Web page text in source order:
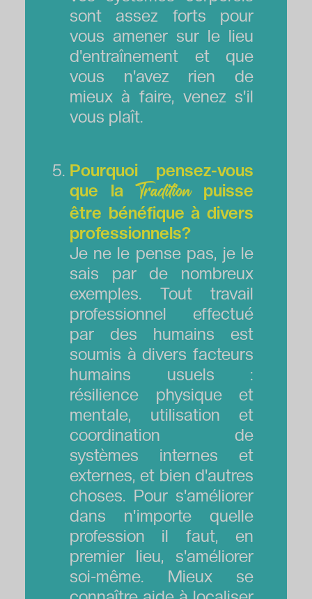
sont assez forts pour
vous amener sur le lieu
d'entraînement et que
vous n'avez rien de
mieux à faire, venez s'il
vous plaît.
Pourquoi pensez-vous
que laTraditionpuisse
être bénéfique à divers
professionnels?
Je ne le pense pas, je le
sais par de nombreux
exemples. Tout travail
professionnel effectué
par des humains est
soumis à divers facteurs
humains usuels :
résilience physique et
mentale, utilisation et
coordination de
systèmes internes et
externes, et bien d'autres
choses. Pour s'améliorer
dans n'importe quelle
profession il faut, en
premier lieu, s'améliorer
soi-même. Mieux se